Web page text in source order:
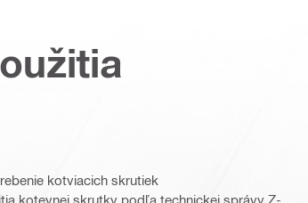
kotviacich skrutiek
kotevnej skrutky podľa technickej správy Z-